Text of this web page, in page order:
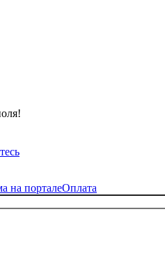
на порталеОплата